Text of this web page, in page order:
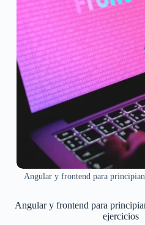
Angular y frontend para
Angular y frontend para
ejercicios